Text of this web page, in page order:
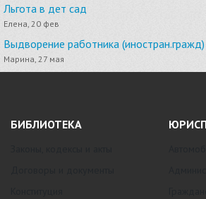
Льгота в дет сад
Елена, 20 фев
Выдворение работника (иностран.гражд)
Марина, 27 мая
БИБЛИОТЕКА